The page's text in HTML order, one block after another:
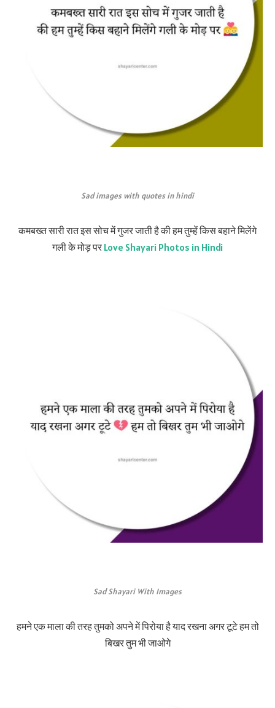
Sad images with quotes in hindi
कमबख्त सारी रात इस सोच में गुजर जाती है की हम तुम्हें किस बहाने मिलेंगे
गली के मोड़ पर Love Shayari Photos in Hindi
Sad Shayari With Images
हमने एक माला की तरह तुमको अपने में पिरोया है याद रखना अगर टूटे हम तो
बिखर तुम भी जाओगे